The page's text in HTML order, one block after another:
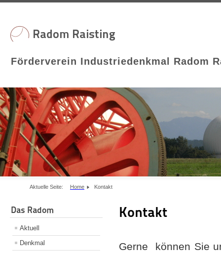
Förderverein Industriedenkmal Radom
Aktuelle Seite: Home Kontakt
Das Radom
Aktuell
Denkmal
Kontakt
Gerne können Sie